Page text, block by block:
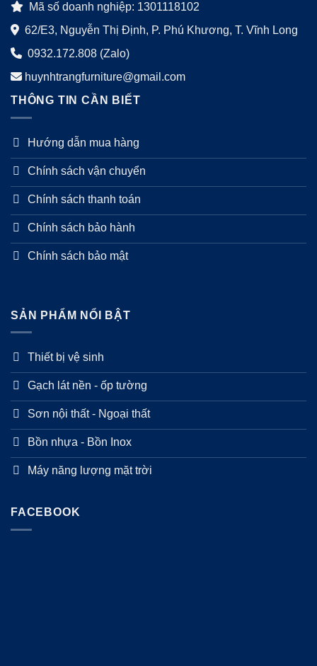
Mã số doanh nghiệp: 1301118102
62/E3, Nguyễn Thị Định, P. Phú Khương, T. Vĩnh Long
0932.172.808 (Zalo)
huynhtrangfurniture@gmail.com
THÔNG TIN CẦN BIẾT
Hướng dẫn mua hàng
Chính sách vận chuyển
Chính sách thanh toán
Chính sách bảo hành
Chính sách bảo mật
SẢN PHẨM NỔI BẬT
Thiết bị vệ sinh
Gạch lát nền - ốp tường
Sơn nội thất - Ngoại thất
Bồn nhựa - Bồn Inox
Máy năng lượng mặt trời
FACEBOOK